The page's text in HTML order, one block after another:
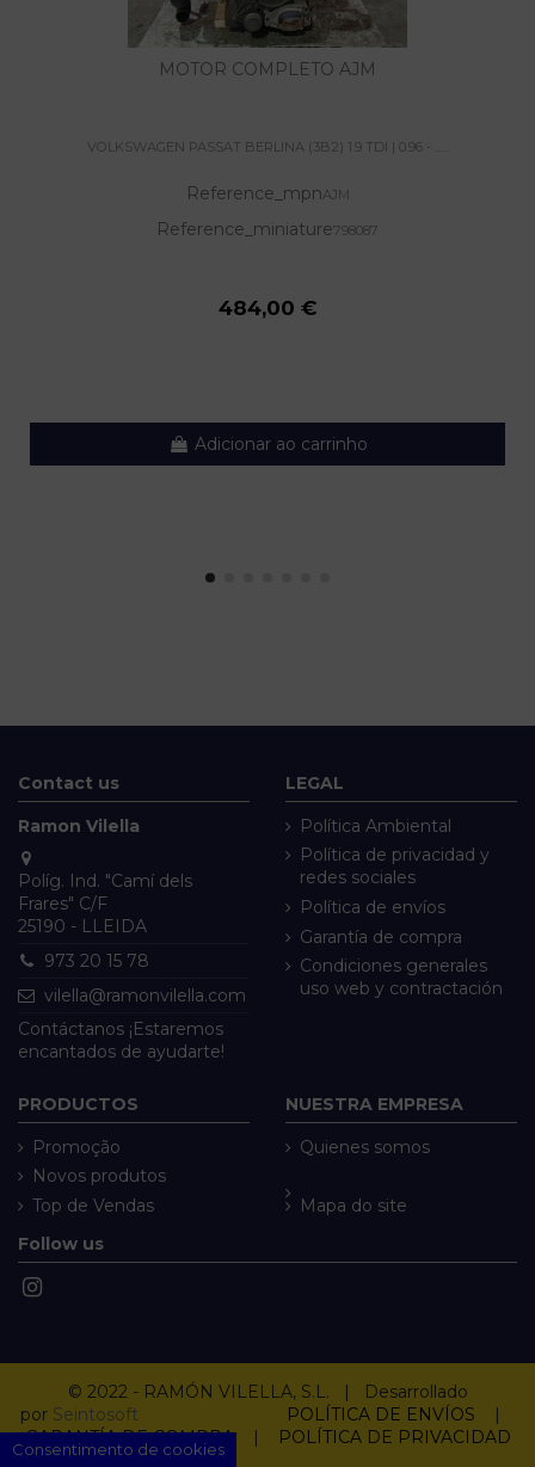
MOTOR COMPLETO AJM
VOLKSWAGEN PASSAT BERLINA (3B2) 1.9 TDI | 0.96 - ......
Reference_mpnAJM
Reference_miniature798087
484,00 €
Adicionar ao carrinho
Contact us
Ramon Vilella
Políg. Ind. "Camí dels
Frares" C/F
25190 - LLEIDA
973 20 15 78
vilella@ramonvilella.com
Contáctanos ¡Estaremos
encantados de ayudarte!
LEGAL
Política Ambiental
Política de privacidad y
redes sociales
Política de envíos
Garantía de compra
Condiciones generales
uso web y contractación
PRODUCTOS
Promoção
Novos produtos
Top de Vendas
NUESTRA EMPRESA
Quienes somos
Mapa do site
Follow us
© 2022 - RAMÓN VILELLA, S.L. | Desarrollado
por Seintosoft POLÍTICA DE ENVÍOS
|
GARANTÍA DE COMPRA| POLÍTICA DE PRIVACIDAD
Consentimento de cookies